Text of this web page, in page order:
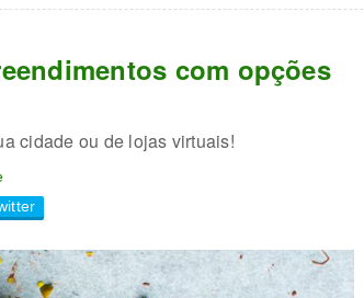
com opções
cidade ou de lojas virtuais!